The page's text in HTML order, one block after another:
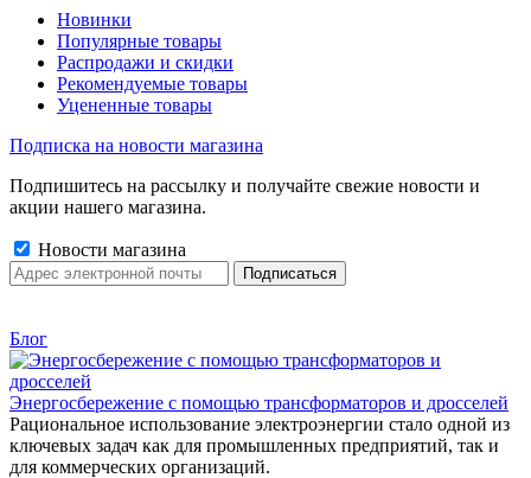
Новинки
Популярные товары
Распродажи и скидки
Рекомендуемые товары
Уцененные товары
Подписка на новости магазина
Подпишитесь на рассылку и получайте свежие новости и
акции нашего магазина.
Новости магазина
Блог
Энергосбережение с помощью трансформаторов и дросселей
Рациональное использование электроэнергии стало одной из
ключевых задач как для промышленных предприятий, так и
для коммерческих организаций.